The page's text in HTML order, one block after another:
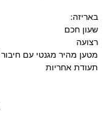
באריזה:
שעון חכם
רצועה
מטען מהיר מגנטי עם חיבור USB-C (1 מטר)
תעודת אחריות